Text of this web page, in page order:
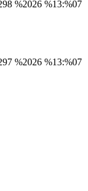
%2026 %13:%07
%2026 %13:%07